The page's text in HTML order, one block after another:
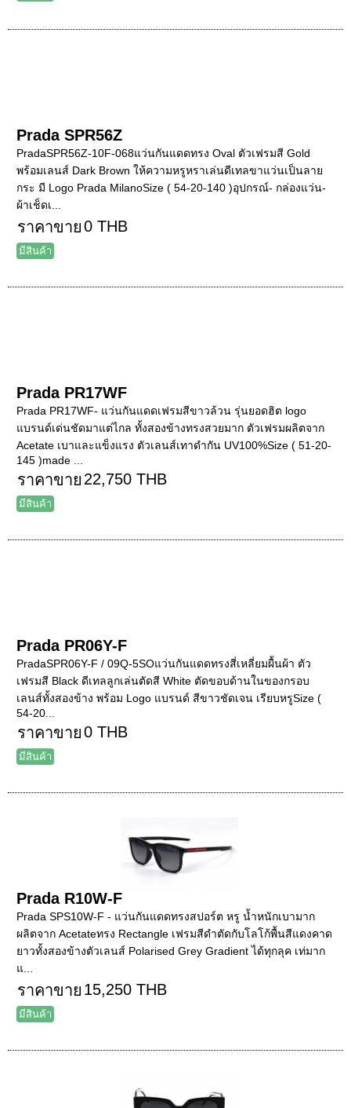
Prada SPR56Z
PradaSPR56Z-10F-068แว่นกันแดดทรง Oval ตัวเฟรมสี Gold
พร้อมเลนส์ Dark Brown ให้ความหรูหราเล่นดีเทลขาแว่นเป็นลาย
กระ มี Logo Prada MilanoSize ( 54-20-140 )อุปกรณ์- กล่องแว่น-
ผ้าเช็ดเ...
ราคาขาย0 THB
มีสินค้า
Prada PR17WF
Prada PR17WF- แว่นกันแดดเฟรมสีขาวล้วน รุ่นยอดฮิต logo
แบรนด์เด่นชัดมาแต่ไกล ทั้งสองข้างทรงสวยมาก ตัวเฟรมผลิตจาก
Acetate เบาและแข็งแรง ตัวเลนส์เทาดำกัน UV100%Size ( 51-20-
145 )made ...
ราคาขาย 22,750 THB
มีสินค้า
Prada PR06Y-F
PradaSPR06Y-F / 09Q-5SOแว่นกันแดดทรงสี่เหลี่ยมผื้นผ้า ตัว
เฟรมสี Black ดีเทลลูกเล่นตัดสี White ตัดขอบด้านในของกรอบ
เลนส์ทั้งสองข้าง พร้อม Logo แบรนด์ สีขาวชัดเจน เรียบหรูSize (
54-20...
ราคาขาย0 THB
มีสินค้า
Prada R10W-F
Prada SPS10W-F - แว่นกันแดดทรงสปอร์ต หรู น้ำหนักเบามาก
ผลิตจาก Acetateทรง Rectangle เฟรมสีดำตัดกับโลโก้พื้นสีแดงคาด
ยาวทั้งสองข้างตัวเลนส์ Polarised Grey Gradient ได้ทุกลุค เท่มาก
แ...
ราคาขาย 15,250 THB
มีสินค้า